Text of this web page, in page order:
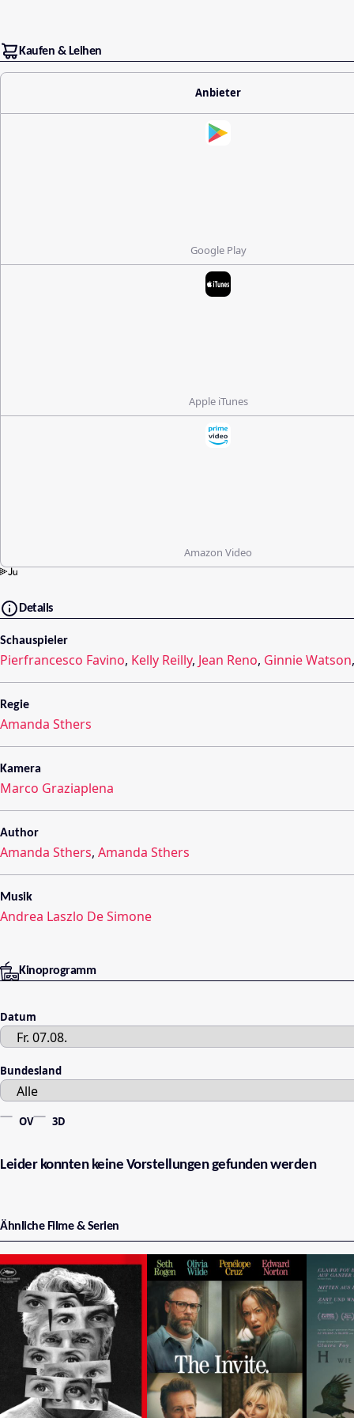
Kaufen & Leihen
Anbieter
Google Play
Apple iTunes
Amazon Video
Details
Schauspieler
Pierfrancesco Favino, Kelly Reilly, Jean Reno, Ginnie Watson
Regie
Amanda Sthers
Kamera
Marco Graziaplena
Author
Amanda Sthers, Amanda Sthers
Musik
Andrea Laszlo De Simone
Kinoprogramm
Datum
Bundesland
OV 3D
Leider konnten keine Vorstellungen gefunden werden
Ähnliche Filme & Serien